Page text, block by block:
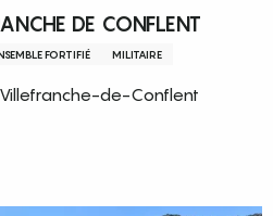
DE CONFLENT
FORTIFIÉ MILITAIRE
de-Conflent